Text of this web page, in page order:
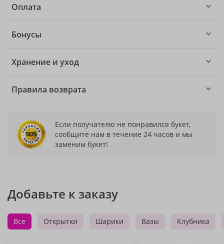
Оплата
Бонусы
Хранение и уход
Правила возврата
Если получателю не понравился букет,
сообщите нам в течение 24 часов и мы
заменим букет!
Добавьте к заказу
Все Открытки Шарики Вазы Клубника